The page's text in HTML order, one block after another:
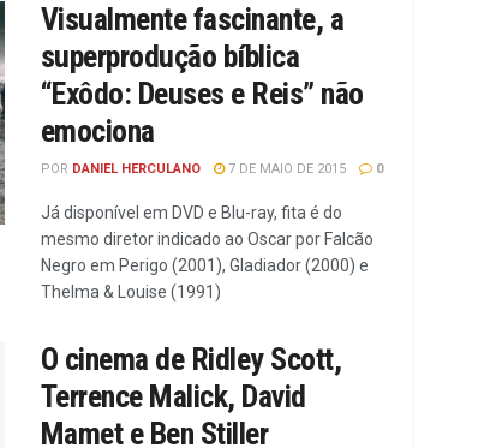
Visualmente fascinante, a
superprodução bíblica
“Exôdo: Deuses e Reis” não
emociona
POR DANIEL HERCULANO 7 DE MAIO DE 2015 0
Já disponível em DVD e Blu-ray, fita é do
mesmo diretor indicado ao Oscar por Falcão
Negro em Perigo (2001), Gladiador (2000) e
Thelma & Louise (1991)
O cinema de Ridley Scott,
Terrence Malick, David
Mamet e Ben Stiller